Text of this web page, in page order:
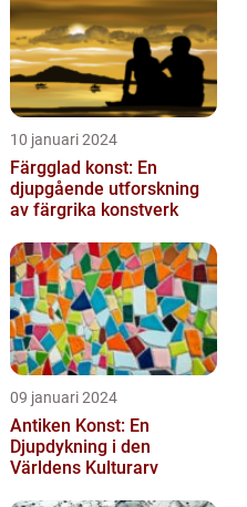
10 januari 2024
Färgglad konst: En
djupgående utforskning
av färgrika konstverk
09 januari 2024
Antiken Konst: En
Djupdykning i den
Världens Kulturarv